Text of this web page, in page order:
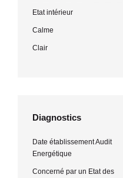
Etat intérieur
Calme
Clair
Diagnostics
Date établissement Audit
Energétique
Concerné par un Etat des